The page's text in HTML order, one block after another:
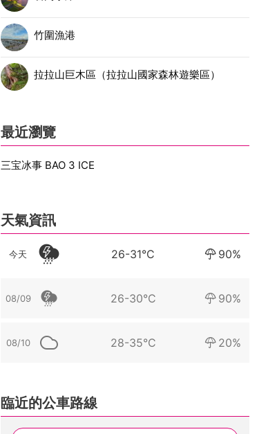
竹圍漁港
拉拉山巨木區（拉拉山國家森林遊樂區）
最近瀏覽
三宝冰事 BAO 3 ICE
天氣資訊
今天 26-31°C 90%
08/09 26-30°C 90%
08/10 28-35°C 20%
臨近的公車路線